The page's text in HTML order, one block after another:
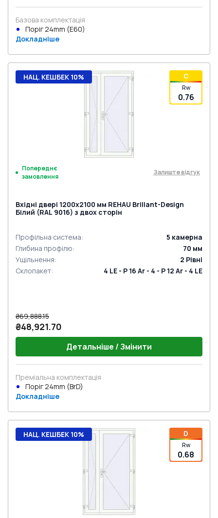
Базова комплектація
Поріг 24mm (E60)
Докладніше
C
Rw
0.76
НАЦ. КЕШБЕК 10%
Попереднє
замовлення
Залиште відгук
Вхідні двері 1200x2100 мм REHAU Brillant-Design
Білий (RAL 9016) з двох сторін
Профільна система: 5 камерна
Глибина профілю: 70 мм
Ущільнення: 2 Рівні
Склопакет: 4 LE - P 16 Ar - 4 - P 12 Ar - 4 LE
₴69,888.15
₴48,921.70
Детальніше / Змінити
Преміальна комплектація
Поріг 24mm (BrD)
Докладніше
D
Rw
0.68
НАЦ. КЕШБЕК 10%